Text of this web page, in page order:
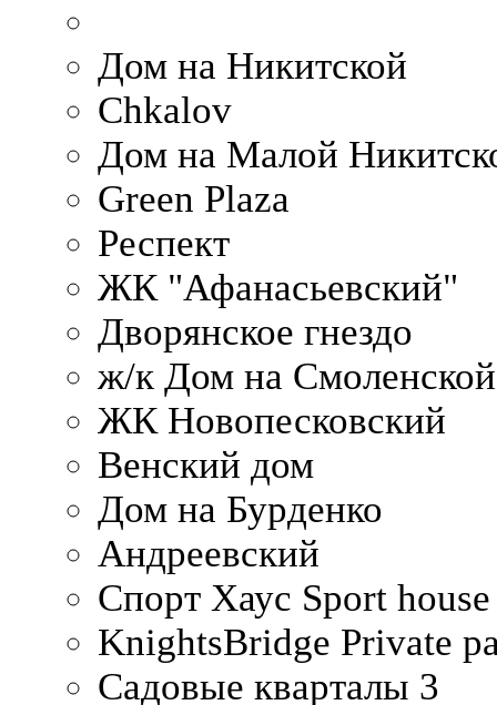
Дом на Никитской
Chkalov
Дом на Малой
Green Plaza
Респект
ЖК "Афанасьевский"
Дворянское гнездо
ж/к Дом на
ЖК Новопесковский
Венский дом
Дом на Бурденко
Андреевский
Спорт Хаус Sport house
KnightsBridge Private
Садовые кварталы 3